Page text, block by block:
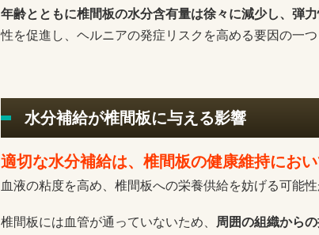
年齢とともに椎間板の水分含有量は徐々に減少し、弾
性を促進し、ヘルニアの発症リスクを高める要因の一つ
水分補給が椎間板に与える影響
適切な水分補給は、椎間板の健康維持にお
血液の粘度を高め、椎間板への栄養供給を妨げる可能性
椎間板には血管が通っていないため、 周囲の組織から